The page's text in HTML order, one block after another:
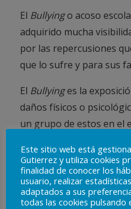
El Bullyingo acoso
adquirido mucha
por las repercusiones
que lo sufre y para sus
El Bullyinges la
daños físicos o
un grupo de estos en el
obtener beneficios de la
repercusiones sobre la
directamente a su salud
generando problemas
Este sitio web está
Gutierrez y utiliza cookies
finalidad de conocer los
usuario, realizar
adaptados a sus
todas las cookies pulsando